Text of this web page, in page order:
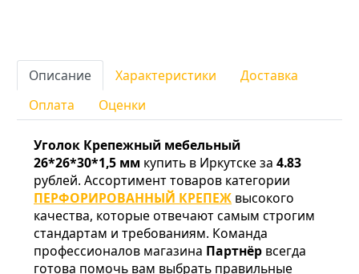
Описание Характеристики
Доставка
Оплата
Оценки
Уголок Крепежный мебельный
26*26*30*1,5 мм купить в Иркутске за 4.83
рублей. Ассортимент товаров категории
ПЕРФОРИРОВАННЫЙ КРЕПЕЖ высокого
качества, которые отвечают самым строгим
стандартам и требованиям. Команда
профессионалов магазина Партнёр всегда
готова помочь вам выбрать правильные